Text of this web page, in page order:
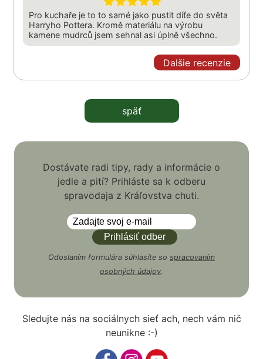
Pro kuchaře je to to samé jako pustit díťe do světa
Harryho Pottera. Kromě materiálu na výrobu
kamene mudrců jsem sehnal asi úplně všechno.
Dalšie recenzie
späť
Dostávate radi tipy, rady a informácie o
jedle a pití? Prihláste sa k odberu
spravodaja z Kráľovstva chuti.
Odoslaním formulára súhlasíte so spracovaním
osobných údajov.
Sledujte nás na sociálnych sieť ach, nech vám nič
neunikne :-)